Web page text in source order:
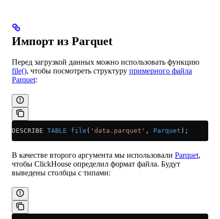
Импорт из Parquet
Перед загрузкой данных можно использовать функцию
file(), чтобы посмотреть структуру примерного файла
Parquet:
DESCRIBE TABLE file ( 'data.parquet' , Parquet );
В качестве второго аргумента мы использовали Parquet,
чтобы ClickHouse определил формат файла. Будут
выведены столбцы с типами: